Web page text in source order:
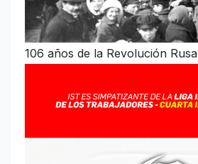
106 años de la Revolución Rusa